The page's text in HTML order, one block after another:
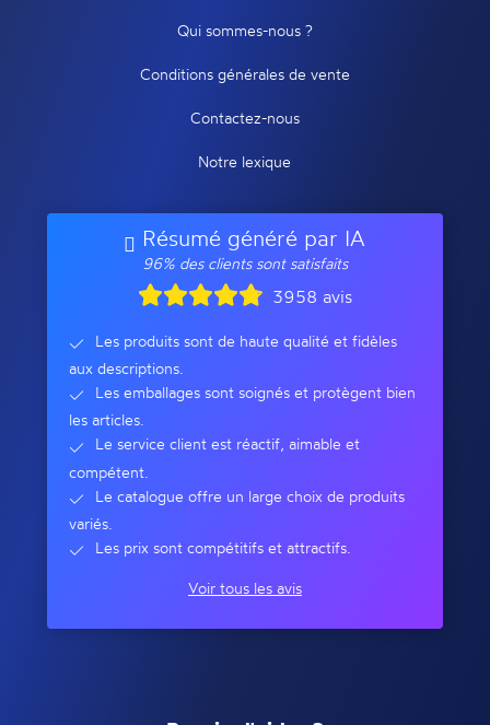
Qui sommes-nous ?
Conditions générales de vente
Contactez-nous
Notre lexique
Résumé généré par IA
96% des clients sont satisfaits
3958 avis
Les produits sont de haute qualité et fidèles
aux descriptions.
Les emballages sont soignés et protègent bien
les articles.
Le service client est réactif, aimable et
compétent.
Le catalogue offre un large choix de produits
variés.
Les prix sont compétitifs et attractifs.
Voir tous les avis